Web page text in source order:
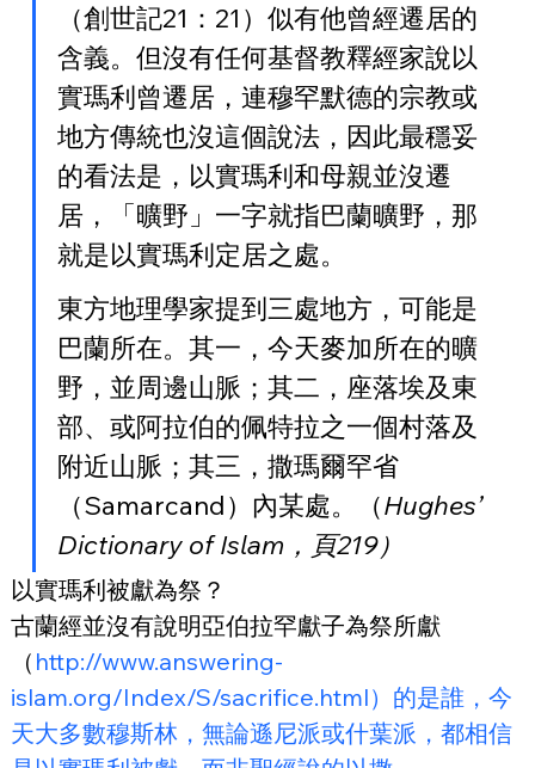
（創世記21：21）似有他曾經遷居的
含義。但沒有任何基督教釋經家說以
實瑪利曾遷居，連穆罕默德的宗教或
地方傳統也沒這個說法，因此最穩妥
的看法是，以實瑪利和母親並沒遷
居，「曠野」一字就指巴蘭曠野，那
就是以實瑪利定居之處。
東方地理學家提到三處地方，可能是
巴蘭所在。其一，今天麥加所在的曠
野，並周邊山脈；其二，座落埃及東
部、或阿拉伯的佩特拉之一個村落及
附近山脈；其三，撒瑪爾罕省
（Samarcand）內某處。（Hughes’
Dictionary of Islam，頁219）
以實瑪利被獻為祭？
古蘭經並沒有說明亞伯拉罕獻子為祭所獻
（ http://www.answering-
islam.org/Index/S/sacrifice.html）的是誰，今
天大多數穆斯林，無論遜尼派或什葉派，都相信